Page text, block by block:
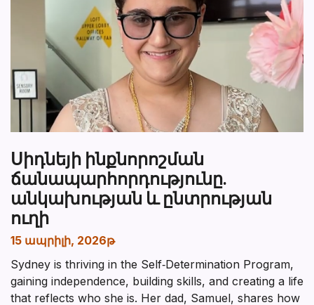
Սիդնեյի ինքնորոշման
ճանապարհորդությունը.
անկախության և ընտրության
ուղի
15 ապրիլի, 2026թ
Sydney is thriving in the Self‑Determination Program,
gaining independence, building skills, and creating a life
that reflects who she is. Her dad, Samuel, shares how